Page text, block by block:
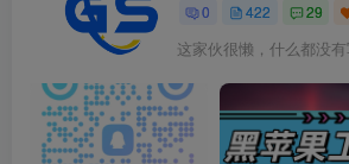
0 422 29
这家伙很懒，什么都没